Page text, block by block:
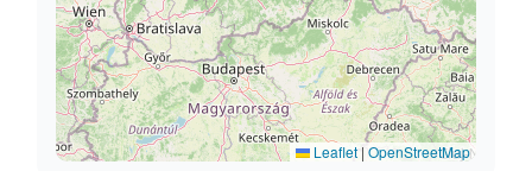
Leaflet | OpenStreetMap